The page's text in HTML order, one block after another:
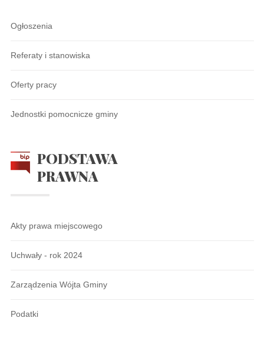
Ogłoszenia
Referaty i stanowiska
Oferty pracy
Jednostki pomocnicze gminy
PODSTAWA
PRAWNA
Akty prawa miejscowego
Uchwały - rok 2024
Zarządzenia Wójta Gminy
Podatki